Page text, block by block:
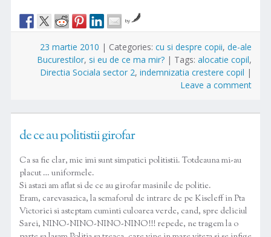
by
23 martie 2010 | Categories:cu si despre copii,de-ale
Bucurestilor, si eu de ce ma mir? | Tags:alocatie copil,
Directia Sociala sector 2,indemnizatia crestere copil |
Leave a comment
de ce au politistii girofar
Ca sa fie clar, mie imi sunt simpatici politistii. Totdeauna mi-au
placut … uniformele.
Si astazi am aflat si de ce au girofar masinile de politie.
Eram, carevasazica, la semaforul de intrare de pe Kiseleff in Pta
Victoriei si asteptam cuminti culoarea verde, cand, spre deliciul
Sarei, NINO-NINO-NINO-NINO!!! repede, ne tragem la o